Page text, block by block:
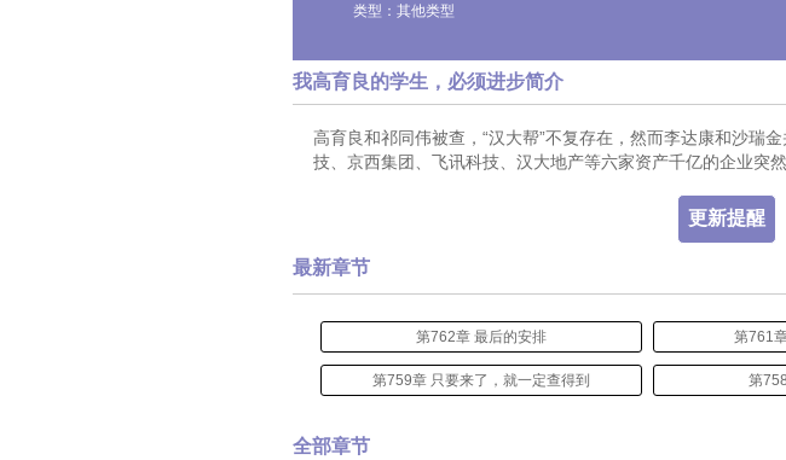
类型：其他类型
我高育良的学生，必须进步简介
高育良和祁同伟被查，“汉大帮”不复存在，然而李达康和沙瑞
技、京西集团、飞讯科技、汉大地产等六家资产千亿的企业
更新提醒
最新章节
第762章 最后的安排 第761
第759章 只要来了，就一定查得到 第
全部章节